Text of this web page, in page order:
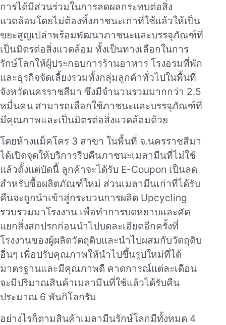
การได้มีส่วนร่วมในการลดผลกระทบต่อสิ่ง
แวดล้อมโดยไม่ต้องทิ้งภาชนะเก่าที่ใช้แล้วให้เป็น
ขยะสูญเปล่าพร้อมพัฒนาภาชนะและบรรจุภัณฑ์ที่
เป็นมิตรต่อสิ่งแวดล้อม ทั้งเป็นทางเลือกในการ
รักษ์โลกให้ผู้ประกอบการร้านอาหาร โรงอรมที่พัก
และธุรกิจจัดเลี้ยงรวมทั้งกลุ่มลูกค้าทั่วไปในพื้นที่
จังหวัดนครราชสีมา ซึ่งมีจำนวนรวมมากกว่า 2.5
หมื่นคน สามารถเลือกใช้ภาชนะและบรรจุภัณฑ์ที่
มีคุณภาพและเป็นมิตรต่อสิ่งแวดล้อมด้วย
โดยห้างแม็คโคร 3 สาขา ในพื้นที่ จ.นครราชสีมา
ได้เปิดจุดให้บริการรีบคืนภาชนะเมลามีนที่ไม่ใช้
แล้วตั้งแต่บัดนี้ ลูกค้าจะได้รับ E-Coupon เป็นลด
สำหรับซื้อผลิตภัณฑ์ใหม่ ส่วนเมลามีนเก่าที่ได้รับ
คืนจะถูกนำเข้าสู่กระบวนการผลิต Upcycling
รวบรวมมาโรงงาน เพื่อทำการบดหยาบและคัด
แยกสิ่งสกปรกก่อนนำไปบดละเอียดอีกครั้งที่
โรงงานของผู้ผลิตวัตถุดิบและนำไปผสมกับวัตถุดิบ
อื่นๆ เพื่อปรับคุณภาพให้นำไปขึ้นรูปใหม่ที่ได้
มาตรฐานและมีคุณภาพดี คาดการณ์แต่ละเดือน
จะมีปริมาณสินค้าเมลามีนที่ใช้แล้วได้รับคืน
ประมาณ 6 พันกิโลกรัม
อย่างไรก็ตามสินค้าเมลามีนรักษ์โลกมีทั้งหมด 4